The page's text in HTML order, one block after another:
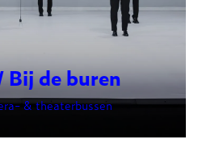
Bij de buren
& theaterbussen